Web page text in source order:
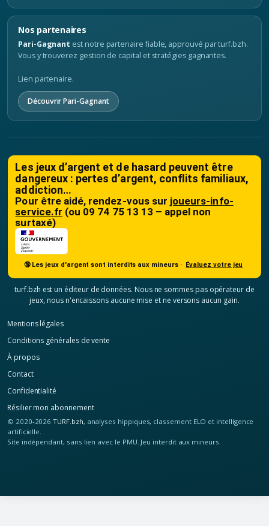
Nos partenaires
Pari-Gagnant est notre partenaire fiable, approuvé par turf.bzh.
Vous y trouverez gestion de capital et stratégies gagnantes.
Lien partenaire.
Découvrir Pari-Gagnant
Les jeux d’argent et de hasard peuvent être
dangereux : pertes d’argent, conflits familiaux,
addiction…
Pour être aidé, rendez-vous sur joueurs-info-
service.fr (ou 09 74 75 13 13 – appel non
surtaxé)
🔞 Les jeux d'argent sont interdits aux mineurs · Évaluez votre jeu
turf.bzh est un éditeur de données. Nous ne sommes pas opérateur de
jeux, nous n'encaissons aucune mise et ne versons aucun gain.
Mentions légales
Conditions générales de vente
À propos
Contact
Confidentialité
Résilier mon abonnement
© 2020-2026TURF.bzh, analyses hippiques, classement ELO et intelligence
artificielle.
Site indépendant, sans lien avec le PMU. Jeu interdit aux mineurs.